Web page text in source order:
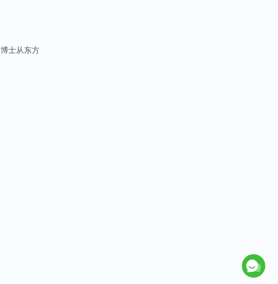
士从东方